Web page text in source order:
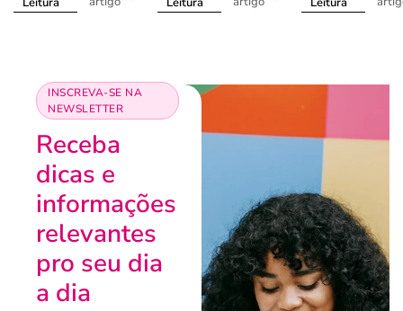
INSCREVA-SE NA
NEWSLETTER
Receba
dicas e
informações
relevantes
pro seu dia
a dia